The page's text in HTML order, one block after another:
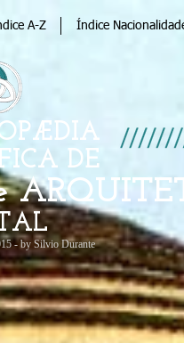
A-Z Índice
DE
- by Silvio Durante